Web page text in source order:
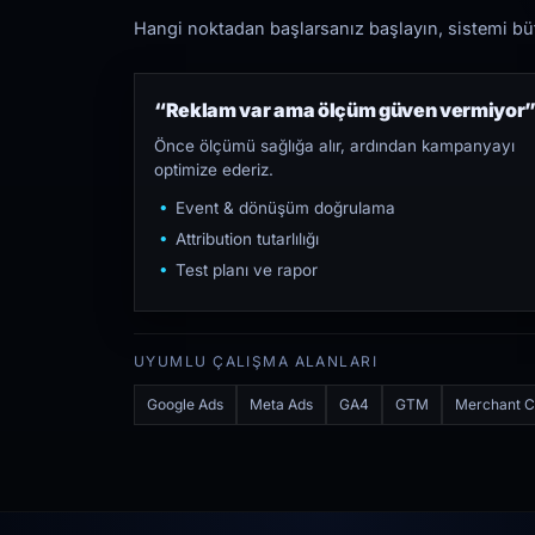
Hangi noktadan başlarsanız başlayın, sistemi
“Reklam var ama ölçüm güven
Önce ölçümü sağlığa alır, ardından kampanyayı
optimize ederiz.
Event & dönüşüm doğrulama
Attribution tutarlılığı
Test planı ve rapor
UYUMLU ÇALIŞMA ALANLARI
Google Ads Meta Ads GA4 GTM Merchant